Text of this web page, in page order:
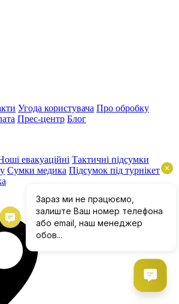
Угода користувача Про обробку
Прес-центр Блог
евакуаційні Тактичні підсумки
Сумки медика Підсумок під турнікет